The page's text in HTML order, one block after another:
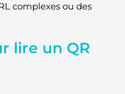
complexes ou des
lire un QR